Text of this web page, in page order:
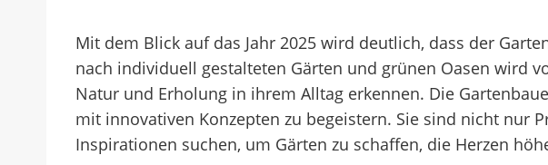
Mit dem Blick auf das Jahr 2025 wird deutlich, dass der
nach individuell gestalteten Gärten und grünen Oasen wird
Natur und Erholung in ihrem Alltag erkennen. Die
mit innovativen Konzepten zu begeistern. Sie sind nicht nur
Inspirationen suchen, um Gärten zu schaffen, die Herzen